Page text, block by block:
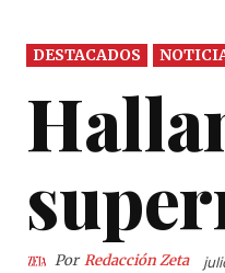
DESTACADOS
Por Redacción Zeta